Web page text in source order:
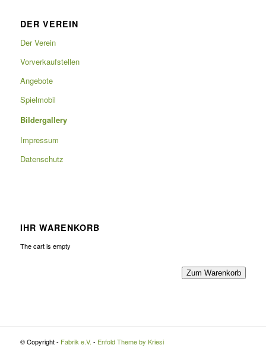
DER VEREIN
Der Verein
Vorverkaufstellen
Angebote
Spielmobil
Bildergallery
Impressum
Datenschutz
IHR WARENKORB
The cart is empty
Zum Warenkorb
© Copyright - Fabrik e.V. - Enfold Theme by Kriesi